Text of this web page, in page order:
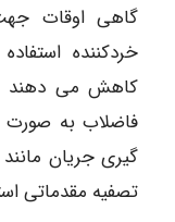
گاهی اوقات
خردکننده
کاهش می دهند
فاضلاب به صورت
تصفیه مقدماتی